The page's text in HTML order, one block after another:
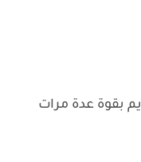
بقوة عدة مرات